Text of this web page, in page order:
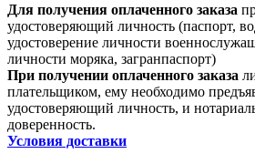
Для получения оплаченного заказа
удостоверяющий личность (паспорт,
удостоверение личности
личности моряка, загранпаспорт)
При получении оплаченного заказа
плательщиком, ему необходимо
удостоверяющий личность, и
доверенность.
Условия доставки